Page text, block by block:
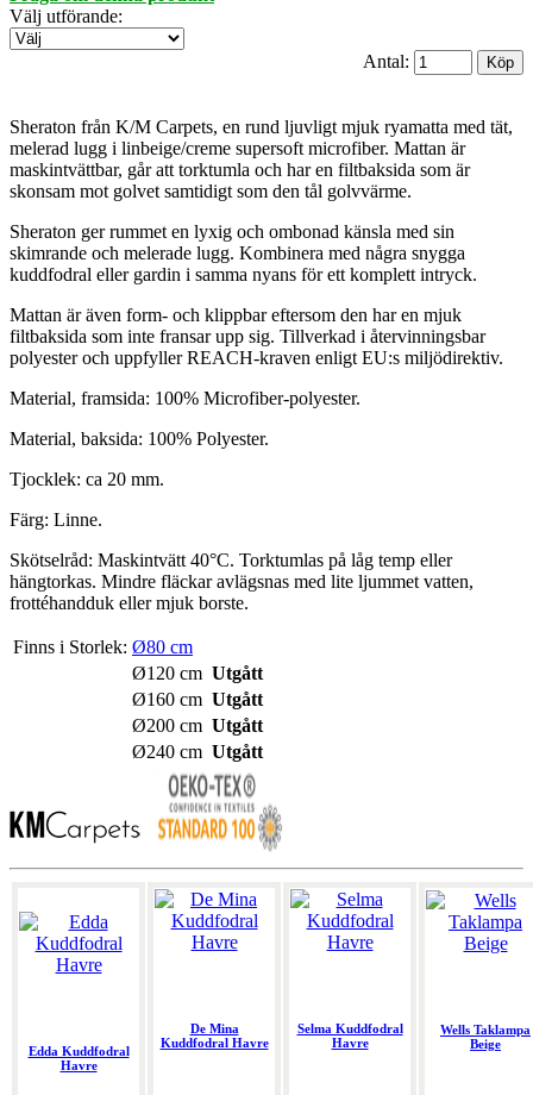
Välj utförande:
Antal:
Sheraton från K/M Carpets, en rund ljuvligt mjuk ryamatta med tät,
melerad lugg i linbeige/creme supersoft microfiber. Mattan är
maskintvättbar, går att torktumla och har en filtbaksida som är
skonsam mot golvet samtidigt som den tål golvvärme.
Sheraton ger rummet en lyxig och ombonad känsla med sin
skimrande och melerade lugg. Kombinera med några snygga
kuddfodral eller gardin i samma nyans för ett komplett intryck.
Mattan är även form- och klippbar eftersom den har en mjuk
filtbaksida som inte fransar upp sig. Tillverkad i återvinningsbar
polyester och uppfyller REACH-kraven enligt EU:s miljödirektiv.
Material, framsida: 100% Microfiber-polyester.
Material, baksida: 100% Polyester.
Tjocklek: ca 20 mm.
Färg: Linne.
Skötselråd: Maskintvätt 40°C. Torktumlas på låg temp eller
hängtorkas. Mindre fläckar avlägsnas med lite ljummet vatten,
frottéhandduk eller mjuk borste.
Finns i Storlek: Ø80 cm
Ø120 cm Utgått
Ø160 cm Utgått
Ø200 cm Utgått
Ø240 cm Utgått
Edda Kuddfodral
Havre
De Mina
Kuddfodral Havre
Selma Kuddfodral
Havre
Wells Taklampa
Beige